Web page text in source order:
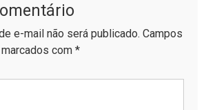
e-mail não será publicado. Campos
com *